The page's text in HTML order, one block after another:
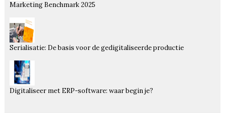
Marketing Benchmark 2025
Serialisatie: De basis voor de gedigitaliseerde productie
Digitaliseer met ERP-software: waar begin je?